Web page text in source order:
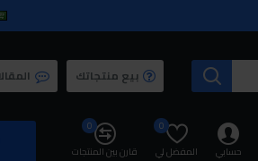
بيع منتجاتك
حسابي المفضل لي
0
قارن بين المنتجات
0